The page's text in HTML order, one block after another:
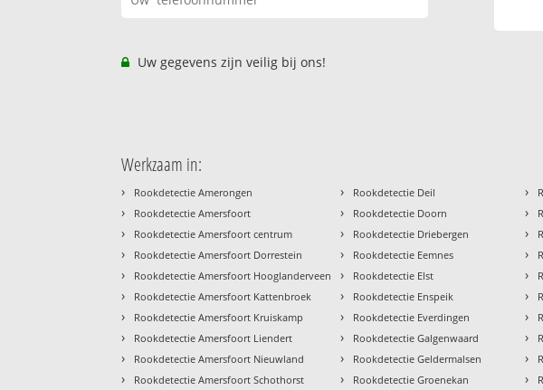
Uw gegevens zijn veilig bij ons!
Werkzaam in:
› Rookdetectie Amerongen
› Rookdetectie Amersfoort
› Rookdetectie Amersfoort centrum
› Rookdetectie Amersfoort Dorrestein
› Rookdetectie Amersfoort Hooglanderveen
› Rookdetectie Amersfoort Kattenbroek
› Rookdetectie Amersfoort Kruiskamp
› Rookdetectie Amersfoort Liendert
› Rookdetectie Amersfoort Nieuwland
› Rookdetectie Amersfoort Schothorst
› Rookdetectie Deil
› Rookdetectie Doorn
› Rookdetectie Driebergen
› Rookdetectie Eemnes
› Rookdetectie Elst
› Rookdetectie Enspeik
› Rookdetectie Everdingen
› Rookdetectie Galgenwaard
› Rookdetectie Geldermalsen
› Rookdetectie Groenekan
›
›
›
›
›
›
›
›
›
›